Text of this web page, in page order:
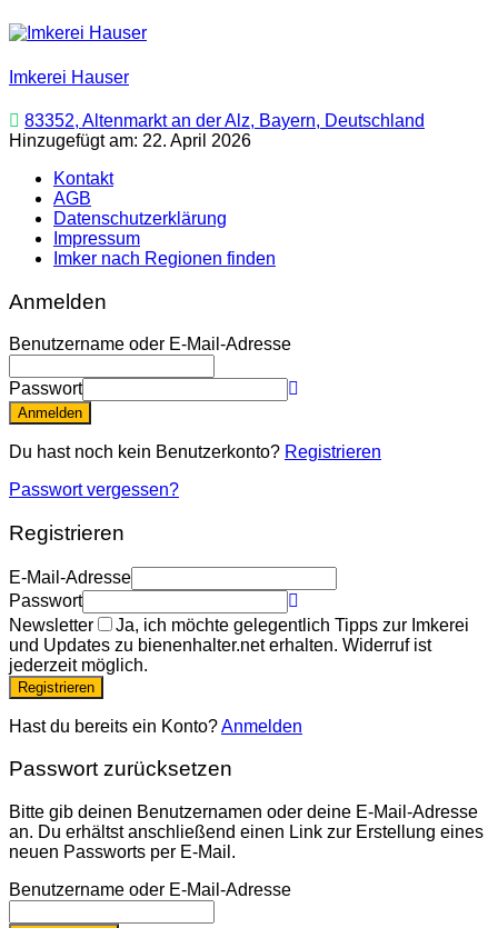
Imkerei Hauser
83352, Altenmarkt an der Alz, Bayern, Deutschland
Hinzugefügt am: 22. April 2026
Kontakt
AGB
Datenschutzerklärung
Impressum
Imker nach Regionen finden
Anmelden
Benutzername oder E-Mail-Adresse
Passwort
Anmelden
Du hast noch kein Benutzerkonto? Registrieren
Passwort vergessen?
Registrieren
E-Mail-Adresse
Passwort
Newsletter
Ja, ich möchte gelegentlich Tipps zur Imkerei
und Updates zu bienenhalter.net erhalten. Widerruf ist
jederzeit möglich.
Registrieren
Hast du bereits ein Konto?Anmelden
Passwort zurücksetzen
Bitte gib deinen Benutzernamen oder deine E-Mail-Adresse
an. Du erhältst anschließend einen Link zur Erstellung eines
neuen Passworts per E-Mail.
Benutzername oder E-Mail-Adresse